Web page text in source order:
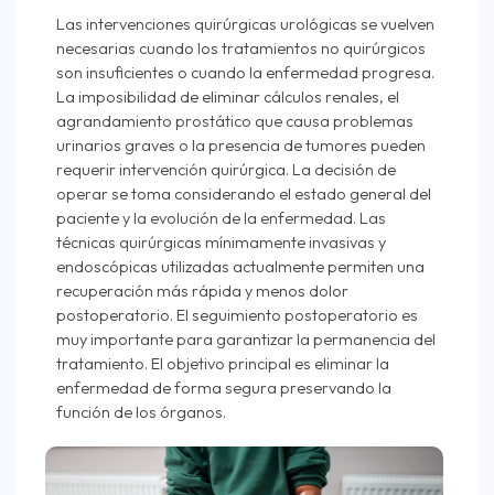
Las intervenciones quirúrgicas urológicas se vuelven
necesarias cuando los tratamientos no quirúrgicos
son insuficientes o cuando la enfermedad progresa.
La imposibilidad de eliminar cálculos renales, el
agrandamiento prostático que causa problemas
urinarios graves o la presencia de tumores pueden
requerir intervención quirúrgica. La decisión de
operar se toma considerando el estado general del
paciente y la evolución de la enfermedad. Las
técnicas quirúrgicas mínimamente invasivas y
endoscópicas utilizadas actualmente permiten una
recuperación más rápida y menos dolor
postoperatorio. El seguimiento postoperatorio es
muy importante para garantizar la permanencia del
tratamiento. El objetivo principal es eliminar la
enfermedad de forma segura preservando la
función de los órganos.